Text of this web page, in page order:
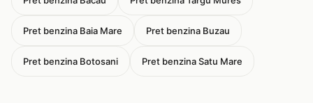
Pret benzina Baia Mare Pret benzina Buzau
Pret benzina Botosani Pret benzina Satu Mare